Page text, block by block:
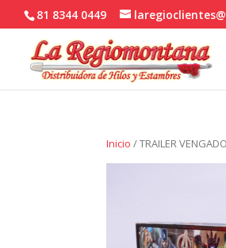
81 8344 0449
Inicio / TRAILER